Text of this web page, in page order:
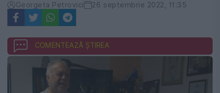
Georgeta Petrovici 26 septembrie 2022, 11:35
COMENTEAZĂ ȘTIREA